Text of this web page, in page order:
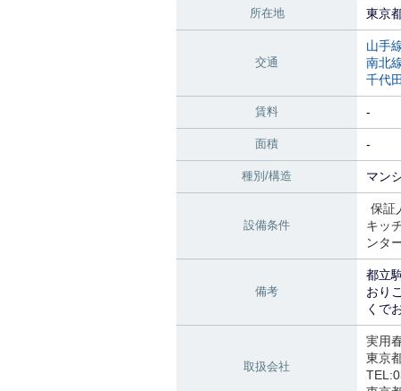
所在地 東京
交通
山手
南北
千代
賃料 -
面積 -
種別/構造 マン
設備条件
保証
キッ
ンタ
備考
都立
おり
くで
取扱会社
実用
東京